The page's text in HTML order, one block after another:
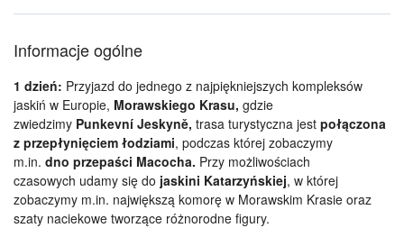
Informacje ogólne
1 dzień: Przyjazd do jednego z najpiękniejszych kompleksów
jaskiń w Europie, Morawskiego Krasu, gdzie
zwiedzimy Punkevní Jeskyně, trasa turystyczna jest połączona
z przepłynięciem łodziami, podczas której zobaczymy
m.in. dno przepaści Macocha. Przy możliwościach
czasowych udamy się do jaskini Katarzyńskiej, w której
zobaczymy m.in. największą komorę w Morawskim Krasie oraz
szaty naciekowe tworzące różnorodne figury.